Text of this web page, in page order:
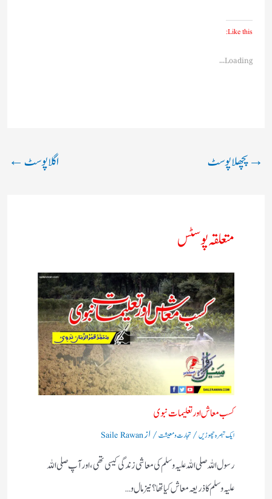
Like this:
Loading...
→پچھلا پوسٹ اگلا پوسٹ←
متعلقہ پوسٹس
کسب معاش اور تعلیمات نبوی
ایک تبصرہ چھوڑیں/تجارت و معیشت/ ازSaile Rawan
رسول اللہ صلی اللہ علیہ وسلم کی معاشی زندگی کیسی تھی، اور آپ صلی اللہ
علیہ وسلم کا ذریعہ معاش کیا تھا؟ نیز مال و…